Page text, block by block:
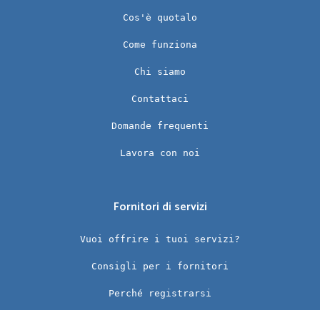
Cos'è quotalo
Come funziona
Chi siamo
Contattaci
Domande frequenti
Lavora con noi
Fornitori di servizi
Vuoi offrire i tuoi servizi?
Consigli per i fornitori
Perché registrarsi